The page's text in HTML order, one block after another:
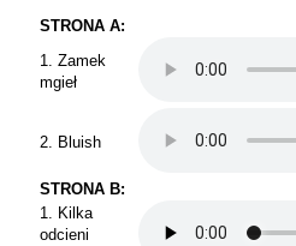
STRONA A:
1. Zamek
mgieł
2. Bluish
STRONA B:
1. Kilka
odcieni